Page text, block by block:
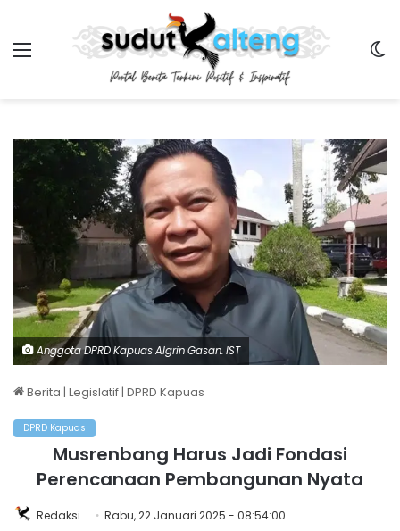
Menu
Anggota DPRD Kapuas Algrin Gasan. IST
Berita | Legislatif| DPRD Kapuas
DPRD Kapuas
Musrenbang Harus Jadi Fondasi
Perencanaan Pembangunan Nyata
Redaksi Rabu, 22 Januari 2025 - 08:54:00